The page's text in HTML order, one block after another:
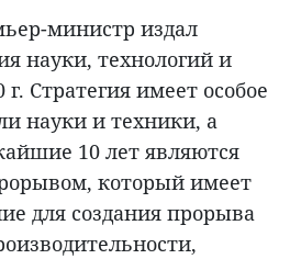
министр издал
науки, технологий и
Стратегия имеет особое
науки и техники, а
10 лет являются
который имеет
для создания прорыва